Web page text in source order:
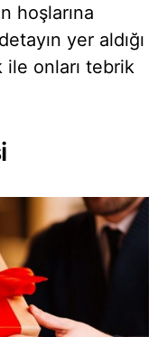
hoşlarına
yer aldığı
ile onları tebrik